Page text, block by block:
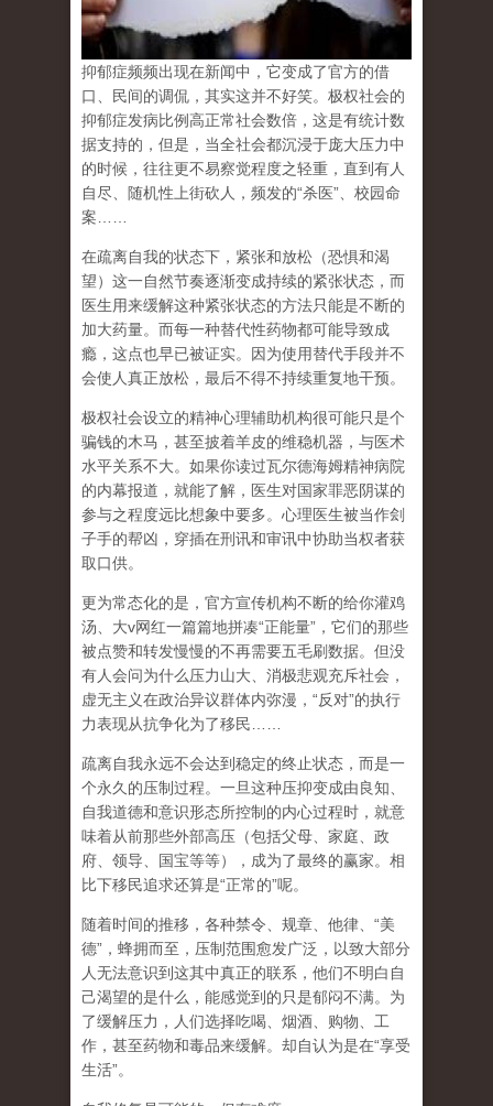
抑郁症频频出现在新闻中，它变成了官方的借
口、民间的调侃，其实这并不好笑。极权社会的
抑郁症发病比例高正常社会数倍，这是有统计数
据支持的，但是，当全社会都沉浸于庞大压力中
的时候，往往更不易察觉程度之轻重，直到有人
自尽、随机性上街砍人，频发的“杀医” 、校园命
案
在疏离自我的状态下，紧张和放松（恐惧和渴
望）这一自然节奏逐渐变成持续的紧张状态，而
医生用来缓解这种紧张状态的方法只能是不断的
加大药量。而每一种替代性药物都可能导致成
瘾，这点也早已被证实。因为使用替代手段并不
会使人真正放松，最后不得不持续重复地干预。
极权社会设立的精神心理辅助机构很可能只是个
骗钱的木马，甚至披着羊皮的维稳机器，与医术
水平关系不大。如果你读过瓦尔德海姆精神病院
的内幕报道，就能了解，医生对国家罪恶阴谋的
参与之程度远比想象中要多。心理医生被当作刽
子手的帮凶，穿插在刑讯和审讯中协助当权者获
取口供。
更为常态化的是，官方宣传机构不断的给你灌鸡
汤、大v网红一篇篇地拼凑“正能量” ，它们的那些
被点赞和转发慢慢的不再需要五毛刷数据。但没
有人会问为什么压力山大、消极悲观充斥社会，
虚无主义在政治异议群体内弥漫， “反对”的执行
力表现从抗争化为了移民
疏离自我永远不会达到稳定的终止状态，而是一
个永久的压制过程。一旦这种压抑变成由良知、
自我道德和意识形态所控制的内心过程时，就意
味着从前那些外部高压（包括父母、家庭、政
府、领导、国宝等等），成为了最终的赢家。相
比下移民追求还算是“正常的”呢。
随着时间的推移，各种禁令、规章、他律、 “美
德” ，蜂拥而至，压制范围愈发广泛，以致大部分
人无法意识到这其中真正的联系，他们不明白自
己渴望的是什么，能感觉到的只是郁闷不满。为
了缓解压力，人们选择吃喝、烟酒、购物、工
作，甚至药物和毒品来缓解。却自认为是在“享受
生活”。